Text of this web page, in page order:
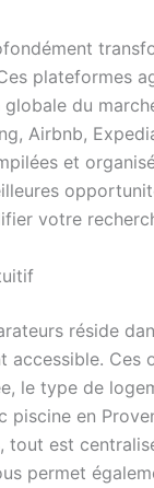
plateformes
du
Airbnb,
et
votre
réside
accessible.
le type de
piscine en
tout est
permet